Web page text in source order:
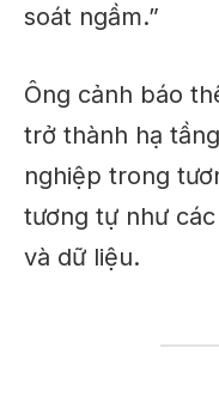
soát ngầm.”
Ông cảnh báo
trở thành hạ
nghiệp trong
tương tự như
và dữ liệu.